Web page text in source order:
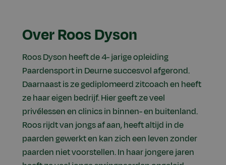
Over Roos Dyson
Roos Dyson heeft de 4- jarige opleiding
Paardensport in Deurne succesvol afgerond.
Daarnaast is ze gediplomeerd zitcoach en heeft
ze haar eigen bedrijf. Hier geeft ze veel
privélessen en clinics in binnen- en buitenland.
Roos rijdt van jongs af aan, heeft altijd in de
paarden gewerkt en kan zich een leven zonder
paarden niet voorstellen. In haar jongere jaren